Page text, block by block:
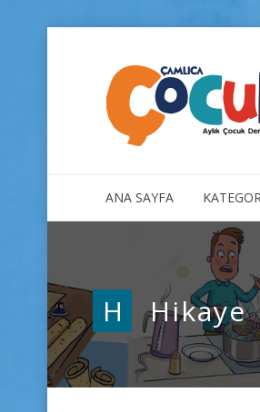
ANA SAYFA
H Hikaye